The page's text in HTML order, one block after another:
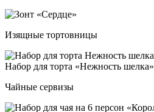
Изящные тортовницы
Набор для тор­та «Неж­ность шел­ка»
Чайные сервизы